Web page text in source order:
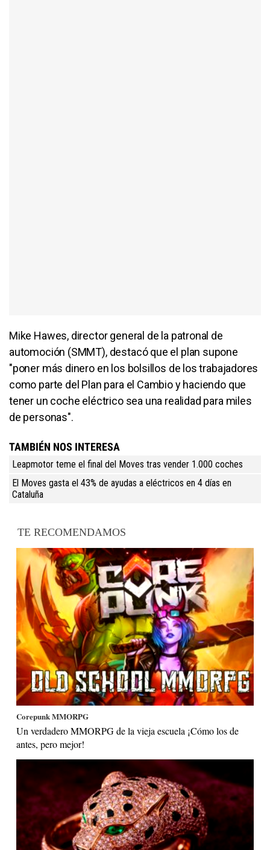
Mike Hawes, director general de la patronal de
automoción (SMMT), destacó que el plan supone
"poner más dinero en los bolsillos de los trabajadores
como parte del Plan para el Cambio y haciendo que
tener un coche eléctrico sea una realidad para miles
de personas".
TAMBIÉN NOS INTERESA
Leapmotor teme el final del Moves tras vender 1.000 coches
El Moves gasta el 43% de ayudas a eléctricos en 4 días en
Cataluña
TE RECOMENDAMOS
Corepunk MMORPG
Un verdadero MMORPG de la vieja escuela ¡Cómo los de
antes, pero mejor!